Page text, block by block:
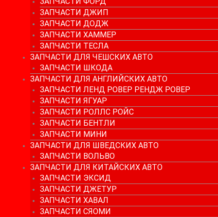
ЗАПЧАСТИ ДЖИП
ЗАПЧАСТИ ДОДЖ
ЗАПЧАСТИ ХАММЕР
ЗАПЧАСТИ ТЕСЛА
ЗАПЧАСТИ ДЛЯ ЧЕШСКИХ АВТО
ЗАПЧАСТИ ШКОДА
ЗАПЧАСТИ ДЛЯ АНГЛИЙСКИХ АВТО
ЗАПЧАСТИ ЛЕНД РОВЕР РЕНДЖ РОВЕР
ЗАПЧАСТИ ЯГУАР
ЗАПЧАСТИ РОЛЛС РОЙС
ЗАПЧАСТИ БЕНТЛИ
ЗАПЧАСТИ МИНИ
ЗАПЧАСТИ ДЛЯ ШВЕДСКИХ АВТО
ЗАПЧАСТИ ВОЛЬВО
ЗАПЧАСТИ ДЛЯ КИТАЙСКИХ АВТО
ЗАПЧАСТИ ЭКСИД
ЗАПЧАСТИ ДЖЕТУР
ЗАПЧАСТИ ХАВАЛ
ЗАПЧАСТИ СЯОМИ